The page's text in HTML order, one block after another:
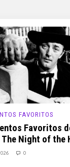
FAVORITOS
Favoritos
The Night of the
0